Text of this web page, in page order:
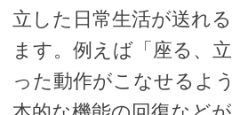
立した日常生活が送れ
ます。例えば「座る、
った動作がこなせるよ